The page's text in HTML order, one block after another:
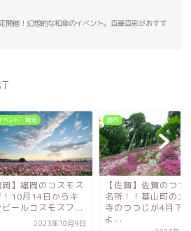
開催！幻想的な和傘のイベント。百華百彩がおすす
ベント・観光
岡】福岡のコスモス
！10月14日からキ
ビールコスモスフ...
2023年10月9日
国内
【佐賀】佐賀のつつ
名所！！基山町の大
寺のつつじが4月下
よ...